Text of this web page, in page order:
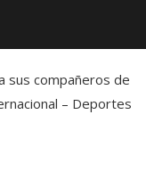
sus compañeros de
– Deportes